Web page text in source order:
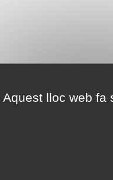
Aquest lloc web fa